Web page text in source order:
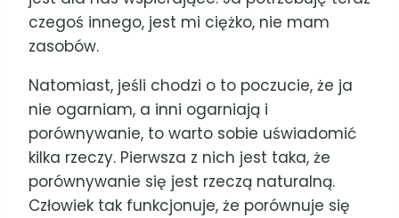
czegoś innego, jest mi ciężko, nie mam
zasobów.
Natomiast, jeśli chodzi o to poczucie, że ja
nie ogarniam, a inni ogarniają i
porównywanie, to warto sobie uświadomić
kilka rzeczy. Pierwsza z nich jest taka, że
porównywanie się jest rzeczą naturalną.
Człowiek tak funkcjonuje, że porównuje się